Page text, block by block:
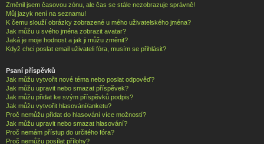
Změnil jsem časovou zónu, ale čas se stále nezobrazuje správně!
Můj jazyk není na seznamu!
K čemu slouží obrázky zobrazené u mého uživatelského jména?
Jak můžu u svého jména zobrazit avatar?
Jaká je moje hodnost a jak ji můžu změnit?
Když chci poslat email uživateli fóra, musím se přihlásit?
Psaní příspěvků
Jak můžu vytvořit nové téma nebo poslat odpověď?
Jak můžu upravit nebo smazat příspěvek?
Jak můžu přidat ke svým příspěvků podpis?
Jak můžu vytvořit hlasování/anketu?
Proč nemůžu přidat do hlasování více možností?
Jak můžu upravit nebo smazat hlasování?
Proč nemám přístup do určitého fóra?
Proč nemůžu posílat přílohy?